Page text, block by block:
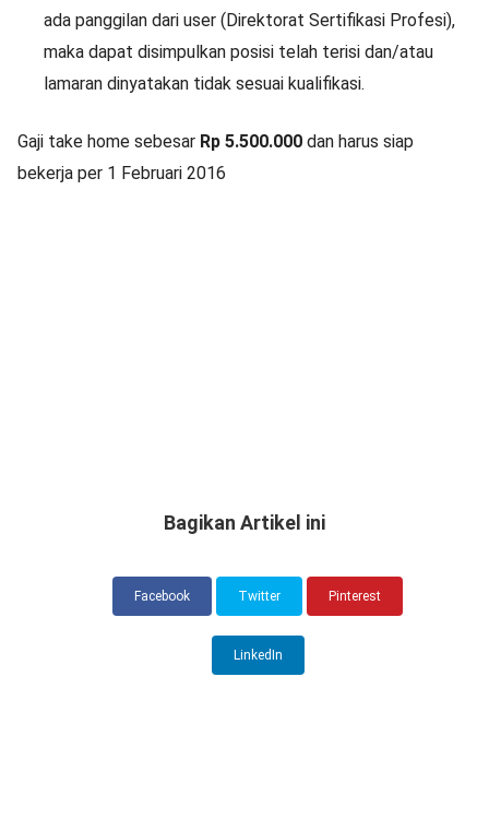
ada panggilan dari user (Direktorat Sertifikasi Profesi),
maka dapat disimpulkan posisi telah terisi dan/atau
lamaran dinyatakan tidak sesuai kualifikasi.
Gaji take home sebesar Rp 5.500.000 dan harus siap
bekerja per 1 Februari 2016
Bagikan Artikel ini
Facebook Twitter Pinterest
LinkedIn